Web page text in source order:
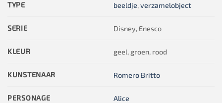
TYPE beeldje,verzamelobject
SERIE Disney, Enesco
KLEUR geel, groen, rood
KUNSTENAAR Romero Britto
PERSONAGE Alice